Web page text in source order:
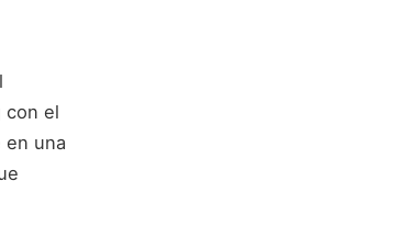
con el
en una